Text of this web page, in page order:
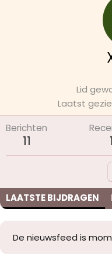
Lid
Laatst
Berichten
11 1
LAATSTE BIJDRAGEN
De nieuwsfeed is